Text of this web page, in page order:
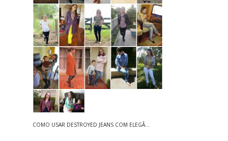
COMO USAR DESTROYED JEANS COM ELEGÂ...